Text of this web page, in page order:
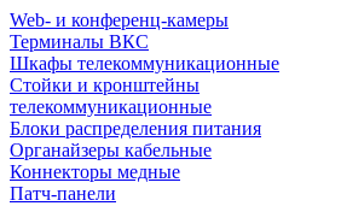
Web- и конференц-камеры
Терминалы ВКС
Шкафы телекоммуникационные
Стойки и кронштейны
телекоммуникационные
Блоки распределения питания
Органайзеры кабельные
Коннекторы медные
Патч-панели